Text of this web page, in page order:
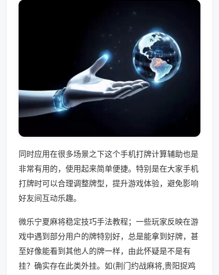
同时应用在很多场景之下这个手机打牌计算辅助也是
非常有用的，使用起来简单便捷。特别是在大家手机
打牌时可以合理调整牌型，提升游戏体验，避免影响
好友间互动乐趣。
微乐宁夏麻将稳定技巧手法教程；一些玩家反映在游
戏中遇到部分用户的牌特别好，总是能拿到好牌，甚
至好像能看到其他人的牌一样，由此怀疑是不是有
挂？确实存在此类外挂。如(荆门约战麻将,贵阳捉鸡